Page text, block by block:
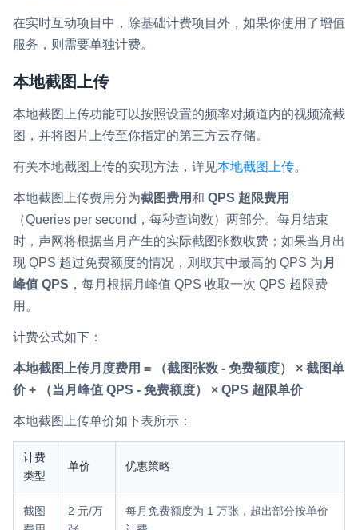
在实时互动项目中，除基础计费项目外，如果你使用了增值
服务，则需要单独计费。
本地截图上传
本地截图上传功能可以按照设置的频率对频道内的视频流截
图，并将图片上传至你指定的第三方云存储。
有关本地截图上传的实现方法，详见本地截图上传。
本地截图上传费用分为截图费用和 QPS 超限费用
（Queries per second，每秒查询数）两部分。每月结束
时，声网将根据当月产生的实际截图张数收费；如果当月出
现 QPS 超过免费额度的情况，则取其中最高的 QPS 为 月
峰值 QPS ，每月根据月峰值 QPS 收取一次 QPS 超限费
用。
计费公式如下：
本地截图上传月度费用 = （截图张数 - 免费额度） × 截图单
价 + （当月峰值 QPS - 免费额度） × QPS 超限单价
本地截图上传单价如下表所示：
计费
类型
单价 优惠策略
截图
2 元/万
每月免费额度为 1 万张，超出部分按单价